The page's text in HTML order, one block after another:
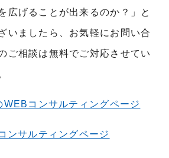
広げることが出来るのか？」と
いましたら、お気軽にお問い合
ご相談は無料でご対応させてい
コンサルティングページ
ンサルティングページ